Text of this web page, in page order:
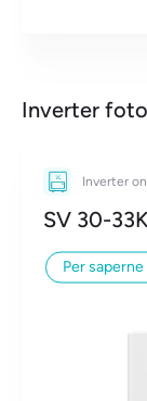
Inverter
Inverter
SV 30-
Per saperne